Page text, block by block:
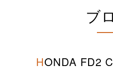
ブ
HONDA FD2